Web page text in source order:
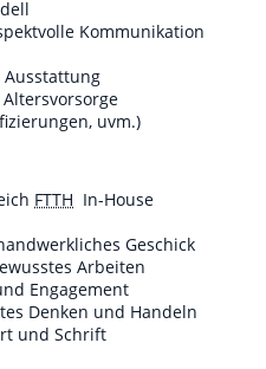
Kommunikation
Ausstattung
uvm.)
FTTH In-House
Geschick
Arbeiten
Engagement
Denken und Handeln
und Schrift